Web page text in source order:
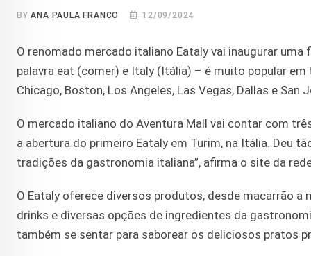
BYANA PAULA FRANCO 12/09/2024
O renomado mercado italiano Eataly vai inaugurar
palavra eat (comer) e Italy (Itália) – é muito popular
Chicago, Boston, Los Angeles, Las Vegas, Dallas e
O mercado italiano do Aventura Mall vai contar com
a abertura do primeiro Eataly em Turim, na Itália. Deu
tradições da gastronomia italiana”, afirma o site da
O Eataly oferece diversos produtos, desde macarrão a
drinks e diversas opções de ingredientes da
também se sentar para saborear os deliciosos pratos